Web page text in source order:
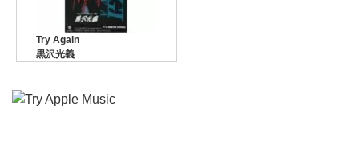
Try Again
黒沢光義